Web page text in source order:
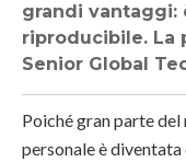
grandi vantaggi:
riproducibile. La
Senior Global
Poiché gran parte
personale è